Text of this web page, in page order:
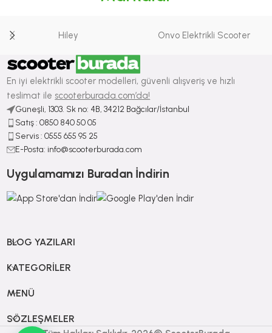
Hiley Onvo Elektrikli Scooter
En iyi elektrikli scooter modelleri, güvenli alışveriş ve hızlı
teslimat ile scooterburada.com’da!
Güneşli, 1303. Sk no: 4B, 34212 Bağcılar/İstanbul
Satış : ⁠0850 840 50 05
Servis : 0555 655 95 25
E-Posta: info@scooterburada.com
Uygulamamızı Buradan İndirin
BLOG YAZILARI
KATEGORILER
MENÜ
SÖZLEŞMELER